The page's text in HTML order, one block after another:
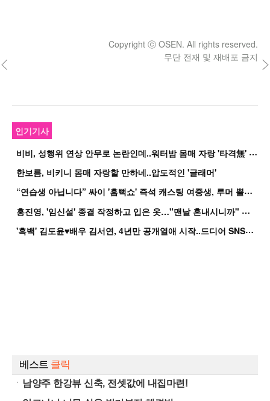
Copyright ⓒ OSEN. All rights reserved.
무단 전재 및 재배포 금지
인기기사
비
비, 성행위 연상 안무로 논란인데..워터밤 몸매 자랑 '타격無' 근황
한보름, 비키니 몸매 자랑할 만하네..압도적인 '글래머'
“
연습생 아닙니다” 싸이 '흠뻑쇼' 즉석 캐스팅 여중생, 루머 뿔났다[Oh!쎈 이...
홍
진영, '임신설' 종결 작정하고 입은 옷…"맨날 혼내시니까" 억울
'
흑백' 김도윤♥배우 김서연, 4년만 공개열애 시작..드디어 SNS에 노출 [핫피...